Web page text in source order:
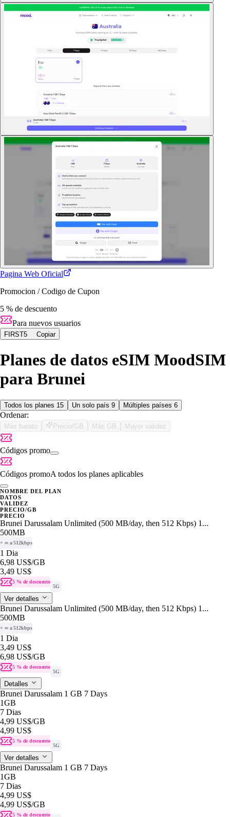
Pagina Web Oficial
Promocion / Codigo de Cupon
5 % de descuento
Para nuevos usuarios
FIRST5 Copiar
Planes de datos eSIM MoodSIM
para Brunei
Todos los planes 15 Un solo país 9 Múltiples países 6
Ordenar:
Más barato Precio/GB Más GB Mayor validez
Códigos promo
Códigos promoA todos los planes aplicables
NOMBRE DEL PLAN
DATOS
VALIDEZ
PRECIO/GB
PRECIO
Brunei Darussalam Unlimited (500 MB/day, then 512 Kbps) 1...
500MB
+ ∞ a 512kbps
1 Dia
6,98 US$/GB
3,49 US$
5 % de descuento
5G
Ver detalles
Brunei Darussalam Unlimited (500 MB/day, then 512 Kbps) 1...
500MB
+ ∞ a 512kbps
1 Dia
3,49 US$
6,98 US$/GB
5 % de descuento
5G
Detalles
Brunei Darussalam 1 GB 7 Days
1GB
7 Dias
4,99 US$/GB
4,99 US$
5 % de descuento
5G
Ver detalles
Brunei Darussalam 1 GB 7 Days
1GB
7 Dias
4,99 US$
4,99 US$/GB
5 % de descuento